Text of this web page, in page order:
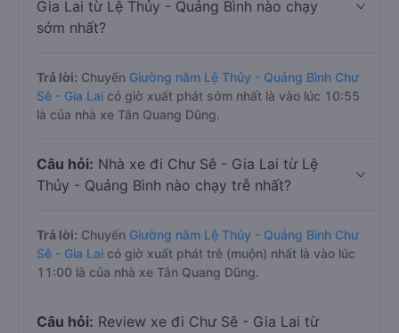
Gia Lai từ Lệ Thủy - Quảng Bình nào chạy
sớm nhất?
Trả lời: Chuyến Giường nằm Lệ Thủy - Quảng Bình Chư
Sê - Gia Lai có giờ xuất phát sớm nhất là vào lúc 10:55
là của nhà xe Tân Quang Dũng.
Câu hỏi: Nhà xe đi Chư Sê - Gia Lai từ Lệ
Thủy - Quảng Bình nào chạy trễ nhất?
Trả lời: Chuyến Giường nằm Lệ Thủy - Quảng Bình Chư
Sê - Gia Lai có giờ xuất phát trễ (muộn) nhất là vào lúc
11:00 là của nhà xe Tân Quang Dũng.
Câu hỏi: Review xe đi Chư Sê - Gia Lai từ